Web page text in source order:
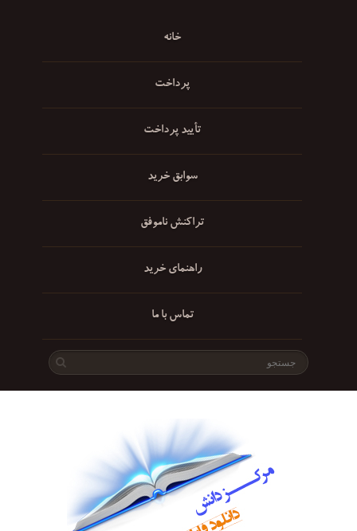
خانه
پرداخت
تأیید پرداخت
سوابق خرید
تراکنش ناموفق
راهنمای خرید
تماس با ما